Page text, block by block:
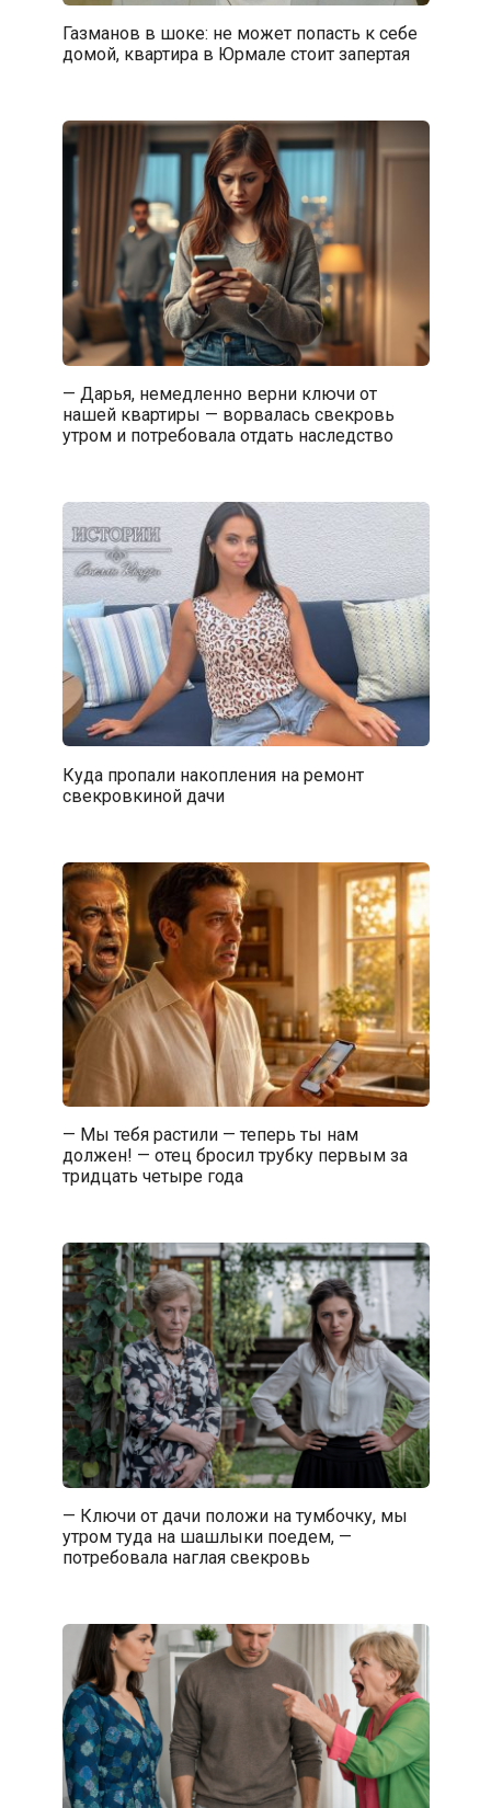
Газманов в шоке: не может попасть к себе
домой, квартира в Юрмале стоит запертая
— Дарья, немедленно верни ключи от
нашей квартиры — ворвалась свекровь
утром и потребовала отдать наследство
Куда пропали накопления на ремонт
свекровкиной дачи
— Мы тебя растили — теперь ты нам
должен! — отец бросил трубку первым за
тридцать четыре года
— Ключи от дачи положи на тумбочку, мы
утром туда на шашлыки поедем, —
потребовала наглая свекровь